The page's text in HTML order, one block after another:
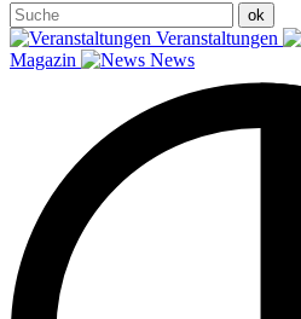
Veranstaltungen
Magazin
News